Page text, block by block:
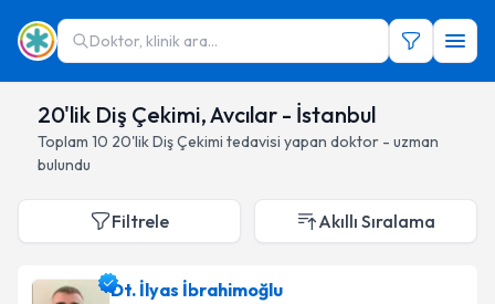
Doktor, klinik ara...
20'lik Diş Çekimi, Avcılar - İstanbul
Toplam 10 20'lik Diş Çekimi tedavisi yapan doktor - uzman
bulundu
Filtrele Akıllı Sıralama
Dt. İlyas İbrahimoğlu